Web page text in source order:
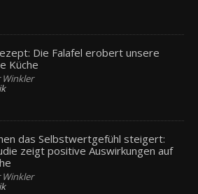
Die Falafel erobert unsere
Küche
Winkler
das Selbstwertgefühl steigert:
zeigt positive Auswirkungen auf
Winkler